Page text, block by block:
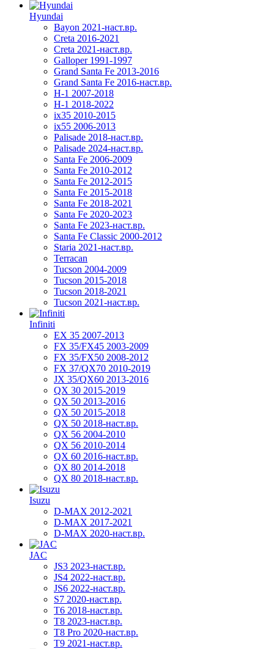
Hyundai
Bayon 2021-наст.вр.
Creta 2016-2021
Creta 2021-наст.вр.
Galloper 1991-1997
Grand Santa Fe 2013-2016
Grand Santa Fe 2016-наст.вр.
H-1 2007-2018
H-1 2018-2022
ix35 2010-2015
ix55 2006-2013
Palisade 2018-наст.вр.
Palisade 2024-наст.вр.
Santa Fe 2006-2009
Santa Fe 2010-2012
Santa Fe 2012-2015
Santa Fe 2015-2018
Santa Fe 2018-2021
Santa Fe 2020-2023
Santa Fe 2023-наст.вр.
Santa Fe Classic 2000-2012
Staria 2021-наст.вр.
Terracan
Tucson 2004-2009
Tucson 2015-2018
Tucson 2018-2021
Tucson 2021-наст.вр.
Infiniti
EX 35 2007-2013
FX 35/FX45 2003-2009
FX 35/FX50 2008-2012
FX 37/QX70 2010-2019
JX 35/QX60 2013-2016
QX 30 2015-2019
QX 50 2013-2016
QX 50 2015-2018
QX 50 2018-наст.вр.
QX 56 2004-2010
QX 56 2010-2014
QX 60 2016-наст.вр.
QX 80 2014-2018
QX 80 2018-наст.вр.
Isuzu
D-MAX 2012-2021
D-MAX 2017-2021
D-MAX 2020-наст.вр.
JAC
JS3 2023-наст.вр.
JS4 2022-наст.вр.
JS6 2022-наст.вр.
S7 2020-наст.вр.
T6 2018-наст.вр.
T8 2023-наст.вр.
T8 Pro 2020-наст.вр.
T9 2021-наст.вр.